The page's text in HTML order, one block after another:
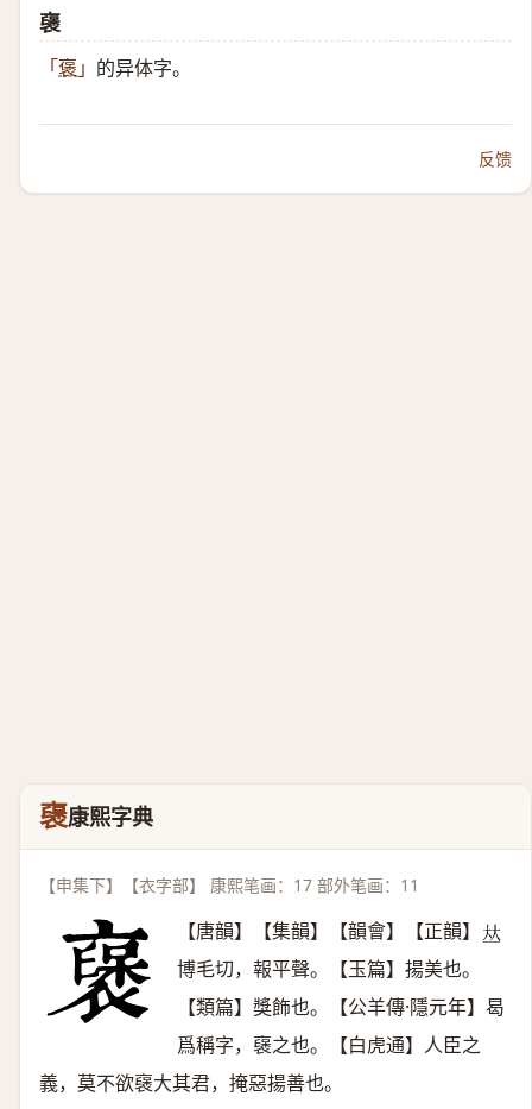
襃
「 褒 」 的异体字。
反馈
襃康熙字典
【申集下】【衣字部】 康熙笔画：17 部外笔画：11
【唐韻】【集韻】【韻會】【正韻】 𠀤
博毛切，報平聲。【玉篇】揚美也。
【類篇】獎飾也。【公羊傳·隱元年】曷
爲稱字，襃之也。【白虎通】人臣之
義，莫不欲襃大其君，掩惡揚善也。